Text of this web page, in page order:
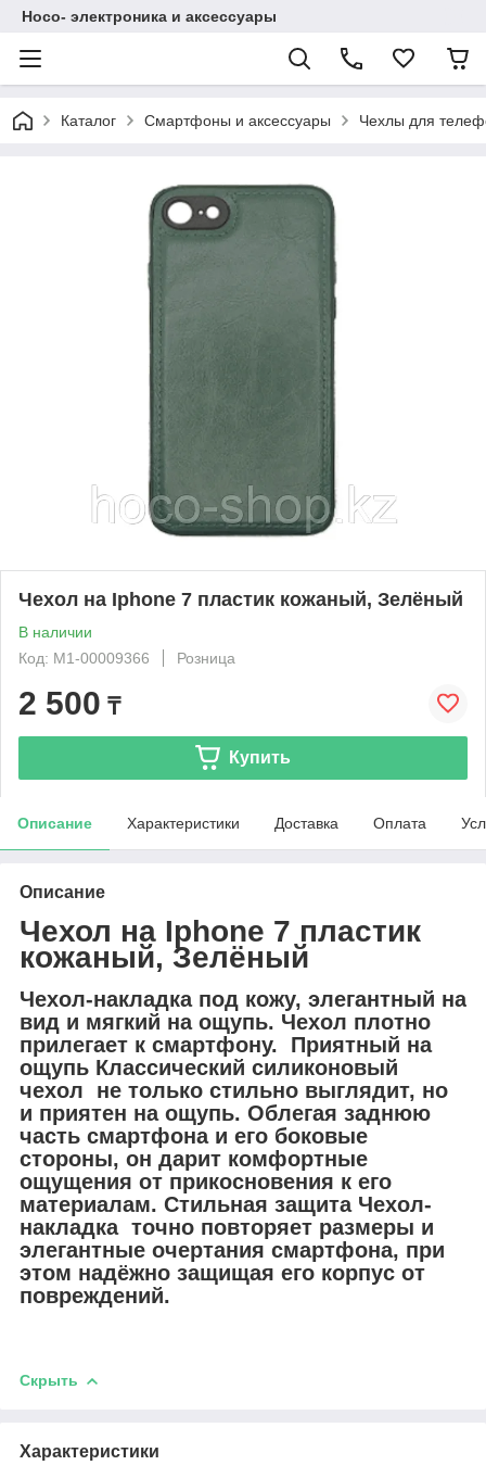
Hoco- электроника и аксессуары
Каталог Смартфоны и аксессуары Чехлы для
Чехол на Iphone 7 пластик кожаный, Зелёный
В наличии
Код: М1-00009366
Розница
2 500 ₸
Купить
Описание Характеристики Доставка Оплата
Описание
Чехол на Iphone 7 пластик
кожаный, Зелёный
Чехол-накладка под кожу, элегантный на
вид и мягкий на ощупь. Чехол плотно
прилегает к смартфону. Приятный на
ощупь Классический силиконовый
чехол не только стильно выглядит, но
и приятен на ощупь. Облегая заднюю
часть смартфона и его боковые
стороны, он дарит комфортные
ощущения от прикосновения к его
материалам. Стильная защита Чехол-
накладка точно повторяет размеры и
элегантные очертания смартфона, при
этом надёжно защищая его корпус от
повреждений.
Скрыть
Характеристики